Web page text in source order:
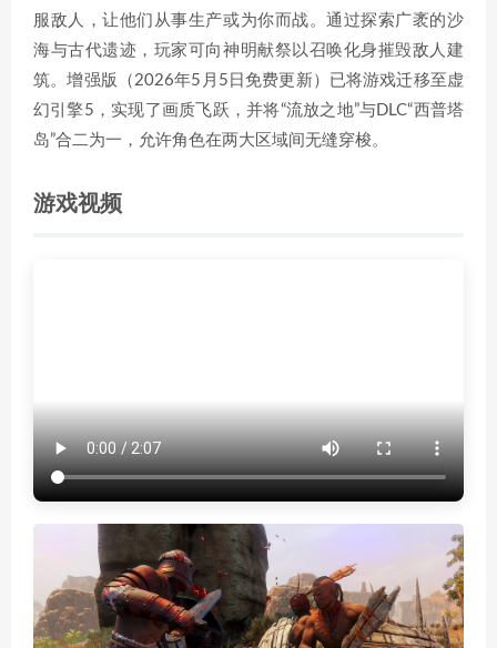
服敌人，让他们从事生产或为你而战。通过探索广袤的沙
海与古代遗迹，玩家可向神明献祭以召唤化身摧毁敌人建
筑。增强版（2026年5月5日免费更新）已将游戏迁移至虚
幻引擎5，实现了画质飞跃，并将“流放之地”与DLC“西普塔
岛”合二为一，允许角色在两大区域间无缝穿梭。
游戏视频